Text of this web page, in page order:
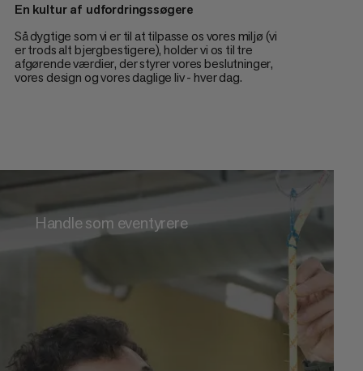
En kultur af udfordringssøgere
Så dygtige som vi er til at tilpasse os vores miljø (vi
er trods alt bjergbestigere), holder vi os til tre
afgørende værdier, der styrer vores beslutninger,
vores design og vores daglige liv - hver dag.
Handle som eventyrere